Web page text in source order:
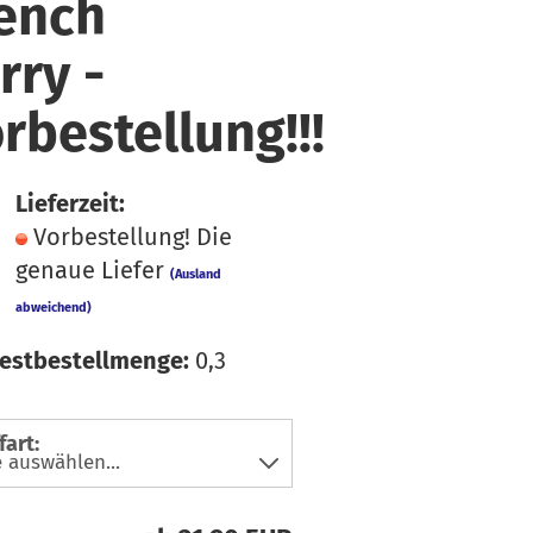
Mood
& Hosensoffe
/ Double
& Bänder
-
Lieferzeit:
Vorbestellung! Die
genaue Liefer (Ausland
abweichend)
0,3